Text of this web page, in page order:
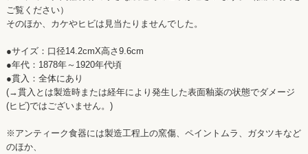
ご覧ください）
そのほか、カケやヒビは見当たりませんでした。
●サイズ：口径14.2cmX高さ9.6cm
●年代：1878年～1920年代頃
●貫入：全体にあり
(→貫入とは製造時または経年により発生した表面釉薬の状態でダメージ
(ヒビ)ではございません。)
※アンティーク食器には製造工程上の窯傷、ペイントムラ、ガタツキなど
のほか、